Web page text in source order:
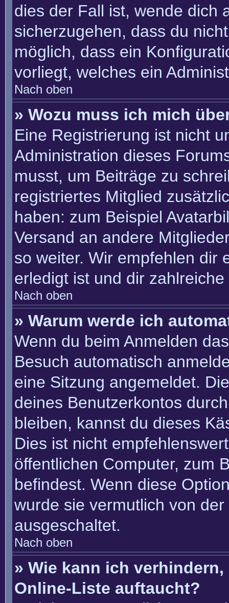
dies der Fall ist, wende dich
sicherzugehen, dass du
möglich, dass ein
vorliegt, welches ein
Nach oben
» Wozu muss ich mich
Eine Registrierung ist nicht
Administration dieses
musst, um Beiträge zu
registriertes Mitglied
haben: zum Beispiel
Versand an andere
so weiter. Wir empfehlen dir
erledigt ist und dir
Nach oben
» Warum werde ich
Wenn du beim Anmelden
Besuch automatisch
eine Sitzung angemeldet.
deines Benutzerkontos
bleiben, kannst du dieses
Dies ist nicht
öffentlichen Computer, zum
befindest. Wenn diese
wurde sie vermutlich von
ausgeschaltet.
Nach oben
» Wie kann ich
Online-Liste auftaucht?